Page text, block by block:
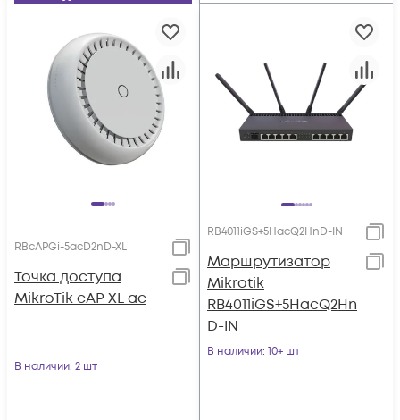
RBcAPGi-5acD2nD-XL
Точка доступа
MikroTik cAP XL ac
В наличии: 2 шт
RB4011iGS+5HacQ2HnD-IN
Маршрутизатор
Mikrotik
RB4011iGS+5HacQ2Hn
D-IN
В наличии: 10+ шт